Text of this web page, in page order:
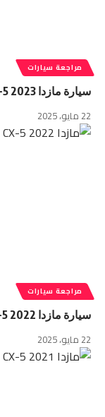
مراجعة سيارات
سيارة مازدا CX-5 2023 : المواصفات والسعر والأداء
22 مايو، 2025
مراجعة سيارات
سيارة مازدا CX-5 2022 : المواصفات والسعر والأداء
22 مايو، 2025